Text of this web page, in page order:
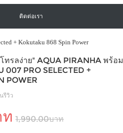
ติดต่อเรา
+ Kokutaku 868 Spin Power
ทรลง่าย" AQUA PIRANHA พร้อม
007 PRO SELECTED +
POWER
รีวิว
1,990.00บาท